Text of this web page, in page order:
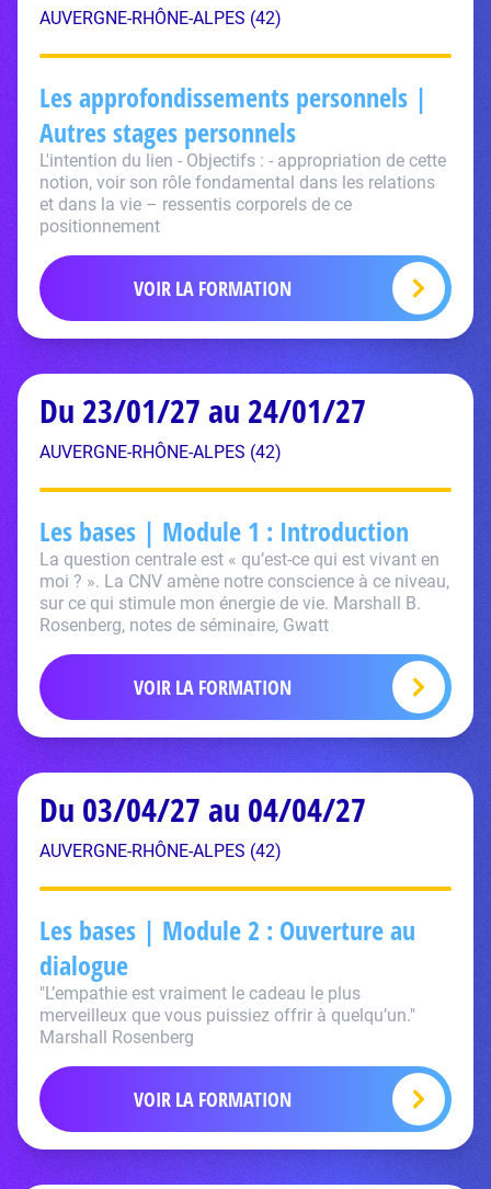
AUVERGNE-RHÔNE-ALPES (42)
Les approfondissements personnels |
Autres stages personnels
L'intention du lien - Objectifs : - appropriation de cette
notion, voir son rôle fondamental dans les relations
et dans la vie – ressentis corporels de ce
positionnement
VOIR LA FORMATION
Du 23/01/27 au 24/01/27
AUVERGNE-RHÔNE-ALPES (42)
Les bases | Module 1 : Introduction
La question centrale est « qu’est-ce qui est vivant en
moi ? ». La CNV amène notre conscience à ce niveau,
sur ce qui stimule mon énergie de vie. Marshall B.
Rosenberg, notes de séminaire, Gwatt
VOIR LA FORMATION
Du 03/04/27 au 04/04/27
AUVERGNE-RHÔNE-ALPES (42)
Les bases | Module 2 : Ouverture au
dialogue
"L’empathie est vraiment le cadeau le plus
merveilleux que vous puissiez offrir à quelqu’un."
Marshall Rosenberg
VOIR LA FORMATION